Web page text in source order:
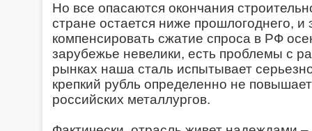
Но все опасаются окончания
стране остается ниже прошлогоднего, и
компенсировать сжатие спроса в РФ
зарубежье невелики, есть проблемы с
рынках наша сталь испытывает
крепкий рубль определенно не
российских металлургов.